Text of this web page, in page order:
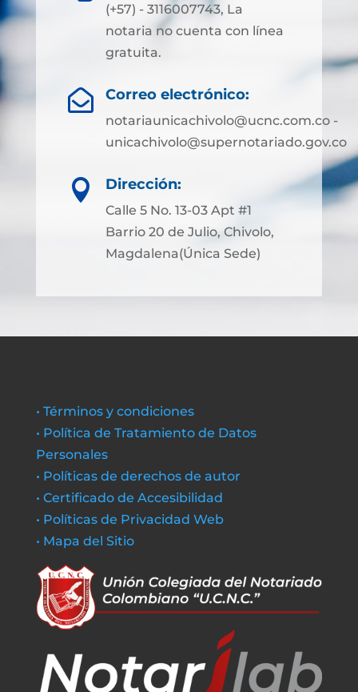
(+57) - 3116007743, La
notaria no cuenta con línea
gratuita.
 Correo electrónico:
notariaunicachivolo@ucnc.com.co -
unicachivolo@supernotariado.gov.co
 Dirección:
Calle 5 No. 13-03 Apt #1
Barrio 20 de Julio, Chivolo,
Magdalena(Única Sede)
• Términos y condiciones
• Política de Tratamiento de Datos
Personales
• Políticas de derechos de autor
• Certificado de Accesibilidad
• Políticas de Privacidad Web
• Mapa del Sitio